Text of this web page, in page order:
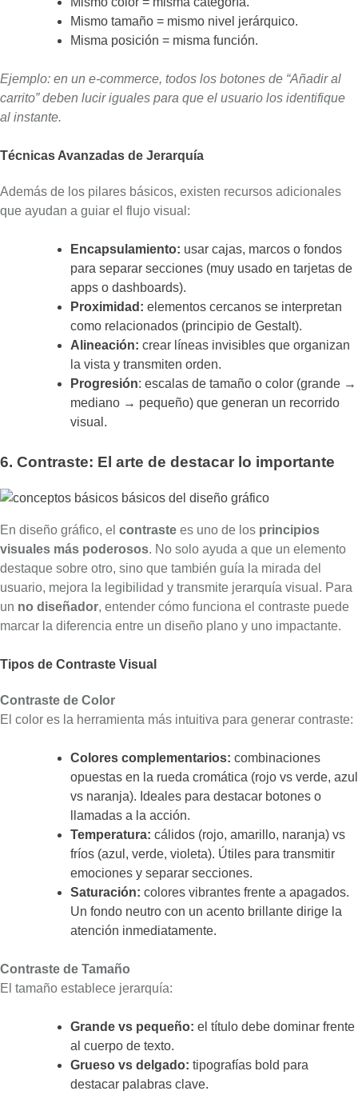
Mismo tamaño = mismo nivel jerárquico.
Misma posición = misma función.
Ejemplo: en un e-commerce, todos los botones de “Añadir al
carrito” deben lucir iguales para que el usuario los identifique
al instante.
Técnicas Avanzadas de Jerarquía
Además de los pilares básicos, existen recursos adicionales
que ayudan a guiar el flujo visual:
Encapsulamiento: usar cajas, marcos o fondos
para separar secciones (muy usado en tarjetas de
apps o dashboards).
Proximidad: elementos cercanos se interpretan
como relacionados (principio de Gestalt).
Alineación: crear líneas invisibles que organizan
la vista y transmiten orden.
Progresión: escalas de tamaño o color (grande →
mediano → pequeño) que generan un recorrido
visual.
6. Contraste: El arte de destacar lo importante
En diseño gráfico, el contraste es uno de los principios
visuales más poderosos. No solo ayuda a que un elemento
destaque sobre otro, sino que también guía la mirada del
usuario, mejora la legibilidad y transmite jerarquía visual. Para
un no diseñador, entender cómo funciona el contraste puede
marcar la diferencia entre un diseño plano y uno impactante.
Tipos de Contraste Visual
Contraste de Color
El color es la herramienta más intuitiva para generar contraste:
Colores complementarios: combinaciones
opuestas en la rueda cromática (rojo vs verde, azul
vs naranja). Ideales para destacar botones o
llamadas a la acción.
Temperatura: cálidos (rojo, amarillo, naranja) vs
fríos (azul, verde, violeta). Útiles para transmitir
emociones y separar secciones.
Saturación: colores vibrantes frente a apagados.
Un fondo neutro con un acento brillante dirige la
atención inmediatamente.
Contraste de Tamaño
El tamaño establece jerarquía:
Grande vs pequeño: el título debe dominar frente
al cuerpo de texto.
Grueso vs delgado: tipografías bold para
destacar palabras clave.